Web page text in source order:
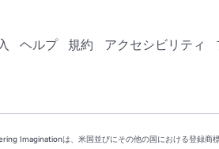
ヘルプ 規約 アクセシビリティ
Imaginationは、米国並びにその他の国における登録商標